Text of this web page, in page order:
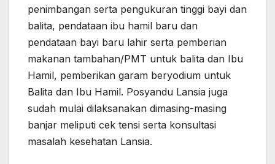
penimbangan serta pengukuran tinggi bayi dan
balita, pendataan ibu hamil baru dan
pendataan bayi baru lahir serta pemberian
makanan tambahan/PMT untuk balita dan Ibu
Hamil, pemberikan garam beryodium untuk
Balita dan Ibu Hamil. Posyandu Lansia juga
sudah mulai dilaksanakan dimasing-masing
banjar meliputi cek tensi serta konsultasi
masalah kesehatan Lansia.